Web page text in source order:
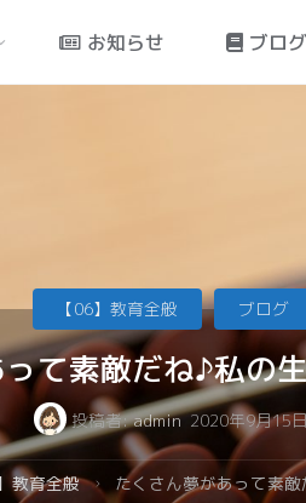
お知らせ ブログ
て素敵だね♪私の
投稿者: admin 2020年9月15
【06】教育全般 ブログ
教育全般 たくさん夢があって素